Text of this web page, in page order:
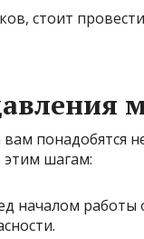
стоит
понадобятся
этим шагам:
началом